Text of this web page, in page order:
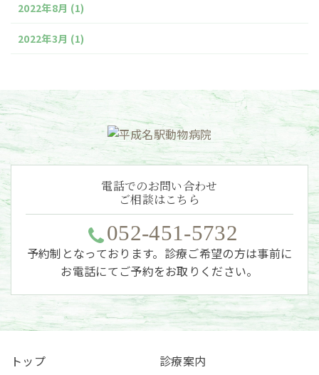
2022年8月 (1)
2022年3月 (1)
電話でのお問い合わせ
ご相談はこちら
052-451-5732
予約制となっております。診療ご希望の方は事前に
お電話にてご予約をお取りください。
トップ 診療案内